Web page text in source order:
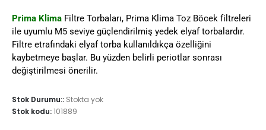
Prima Klima Filtre Torbaları, Prima Klima Toz Böcek filtreleri
ile uyumlu M5 seviye güçlendirilmiş yedek elyaf torbalardır.
Filtre etrafındaki elyaf torba kullanıldıkça özelliğini
kaybetmeye başlar. Bu yüzden belirli periotlar sonrası
değiştirilmesi önerilir.
Stok Durumu:: Stokta yok
Stok kodu:101889